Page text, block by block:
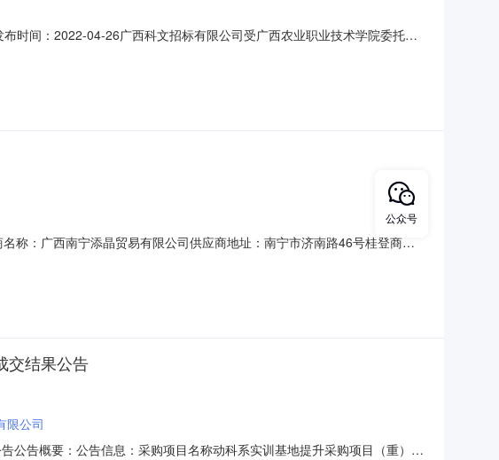
时间：2022-04-26广西科文招标有限公司受广西农业职业技术学院委托，
采购项目技术规格、参数及要求为准。采购预算：A分标：52.66万元；B分
称：广西南宁添晶贸易有限公司供应商地址：南宁市济南路46号桂登商住
采购代理机构信息名称：云之龙咨询集团有
交结果公告
限公司
告概要：公告信息：采购项目名称动科系实训基地提升采购项目（重）品
公众号